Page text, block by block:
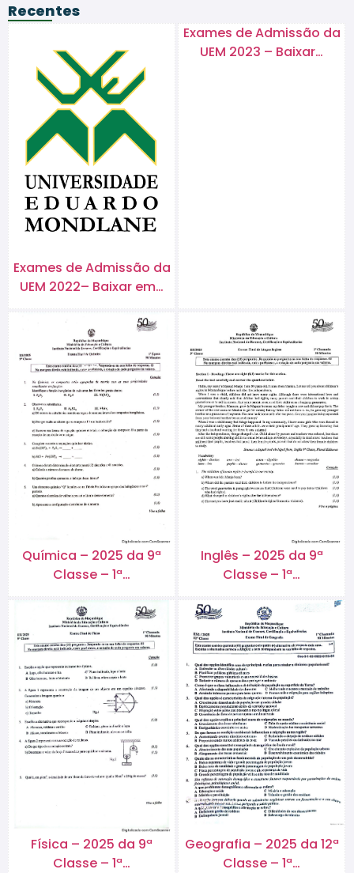
Recentes
Exames de Admissão da
UEM 2022– Baixar em…
Exames de Admissão da
UEM 2023 – Baixar…
Química – 2025 da 9ª
Classe – 1ª…
Inglês – 2025 da 9ª
Classe – 1ª…
Física – 2025 da 9ª
Classe – 1ª…
Geografia – 2025 da 12ª
Classe – 1ª…